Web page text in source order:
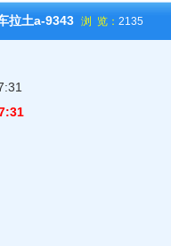
拉土a-9343 浏 览： 2135